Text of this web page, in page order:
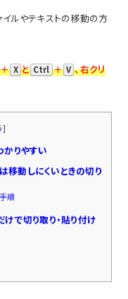
イルやテキストの移動の方
＋ X と Ctrl ＋ V 、右クリ
]
かりやすい
移動しにくいときの切り
順
けで切り取り・貼り付け